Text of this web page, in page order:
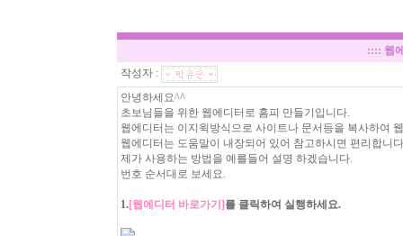
:::: 웹
작성자 :
안녕하세요^^
초보님들을 위한 웹에디터로 홈피 만들기입니다.
웹에디터는 이지윅방식으로 사이트나 문서등을 복사하여
웹에디터는 도움말이 내장되어 있어 참고하시면 편리합니
제가 사용하는 방법을 예를들어 설명 하겠습니다.
번호 순서대로 보세요.
1.[웹에디터 바로가기] 를 클릭하여 실행하세요.